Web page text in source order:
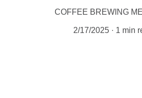
COFFEE BREWING
2/17/2025 1 min